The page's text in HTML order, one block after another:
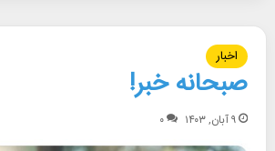
اخبار
صبحانه خبر!
۹ آبان, ۱۴۰۳ ۰